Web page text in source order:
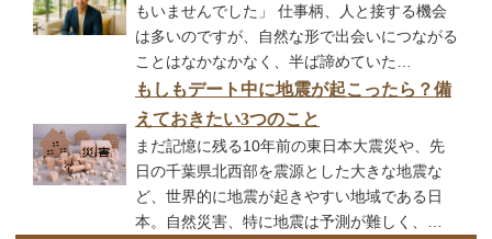
もいませんでした」 仕事柄、人と接する機会
は多いのですが、自然な形で出会いにつながる
ことはなかなかなく、半ば諦めていた…
もしもデート中に地震が起こったら？備
えておきたい3つのこと
まだ記憶に残る10年前の東日本大震災や、先
日の千葉県北西部を震源とした大きな地震な
ど、世界的に地震が起きやすい地域である日
本。自然災害、特に地震は予測が難しく、…